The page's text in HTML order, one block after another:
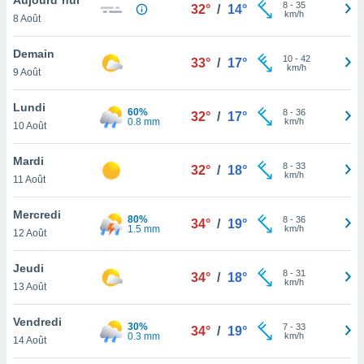
et
»,
au
vous
qu'ils
ou
le
ainsi
un
la
du
8 Août
32° / 14° 8- 35
km/h
Demain
9 Août
33° / 17° 10- 42
km/h
Lundi
10 Août
60%
0.8 mm
32° / 17° 8- 36
km/h
Mardi
11 Août
32° / 18° 8- 33
km/h
Mercredi
12 Août
80%
1.5 mm
34° / 19° 8- 36
km/h
Jeudi
13 Août
34° / 18° 8- 31
km/h
Vendredi
14 Août
30%
0.3 mm
34° / 19° 7- 33
km/h